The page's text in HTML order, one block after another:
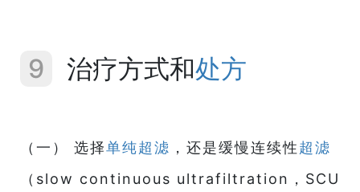
9 治疗方式和处方
（一） 选择单纯超滤 ，还是缓慢连续性超滤
（slow continuous ultrafiltration，SCU